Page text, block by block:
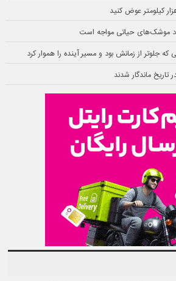
موشک‌های حیاتی مواجه است